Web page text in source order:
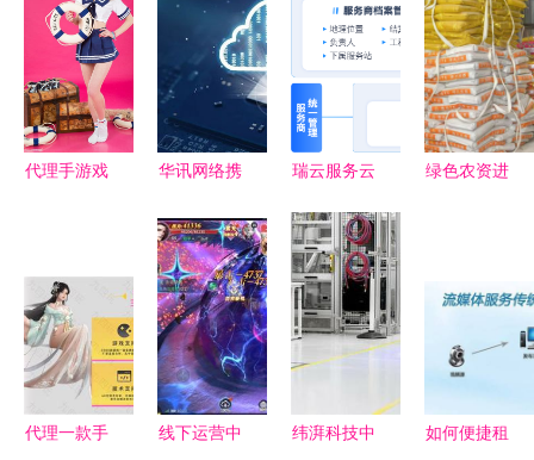
代理手游戏
华讯网络携
科技 技术
创新助力企
业梦想起航
瑞云服务云
管理解决方
案 打造高
效协作的智
能服务体系
绿色农资进
供销社开展
2025年绿
活动网络技
代理一款手
线下运营中
纬湃科技中
如何便捷租